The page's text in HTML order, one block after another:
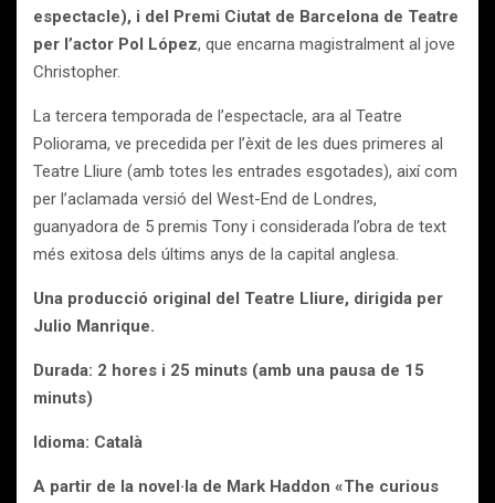
espectacle), i del Premi Ciutat de Barcelona de Teatre
per l’actor Pol López, que encarna magistralment al jove
Christopher.
La tercera temporada de l’espectacle, ara al Teatre
Poliorama, ve precedida per l’èxit de les dues primeres al
Teatre Lliure (amb totes les entrades esgotades), així com
per l’aclamada versió del West-End de Londres,
guanyadora de 5 premis Tony i considerada l’obra de text
més exitosa dels últims anys de la capital anglesa.
Una producció original del Teatre Lliure, dirigida per
Julio Manrique.
Durada: 2 hores i 25 minuts (amb una pausa de 15
minuts)
Idioma: Català
A partir de la novel·la de Mark Haddon «The curious